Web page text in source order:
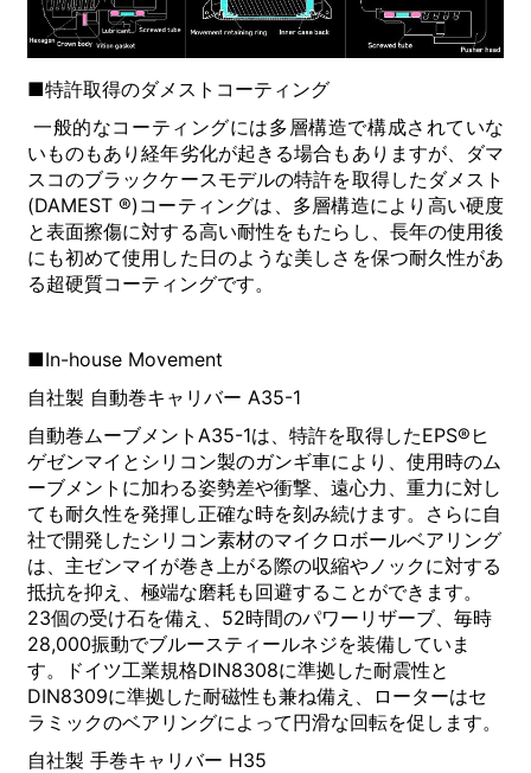
■特許取得のダメストコーティング
一般的なコーティングには多層構造で構成されていな
いものもあり経年劣化が起きる場合もありますが、ダマ
スコのブラックケースモデルの特許を取得したダメスト
(DAMEST ®)コーティングは、多層構造により高い硬度
と表面擦傷に対する高い耐性をもたらし、長年の使用後
にも初めて使用した日のような美しさを保つ耐久性があ
る超硬質コーティングです。
■In-house Movement
自社製 自動巻キャリバー A35-1
自動巻ムーブメントA35-1は、特許を取得したEPS®ヒ
ゲゼンマイとシリコン製のガンギ車により、使用時のム
ーブメントに加わる姿勢差や衝撃、遠心力、重力に対し
ても耐久性を発揮し正確な時を刻み続けます。さらに自
社で開発したシリコン素材のマイクロボールベアリング
は、主ゼンマイが巻き上がる際の収縮やノックに対する
抵抗を抑え、極端な磨耗も回避することができます。
23個の受け石を備え、52時間のパワーリザーブ、毎時
28,000振動でブルースティールネジを装備していま
す。ドイツ工業規格DIN8308に準拠した耐震性と
DIN8309に準拠した耐磁性も兼ね備え、ローターはセ
ラミックのベアリングによって円滑な回転を促します。
自社製 手巻キャリバー H35